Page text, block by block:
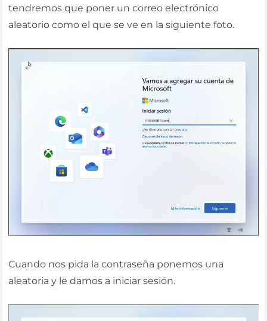
tendremos que poner un correo electrónico
aleatorio como el que se ve en la siguiente foto.
Cuando nos pida la contraseña ponemos una
aleatoria y le damos a iniciar sesión.